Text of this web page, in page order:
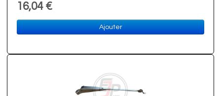
16,04 €
Ajouter